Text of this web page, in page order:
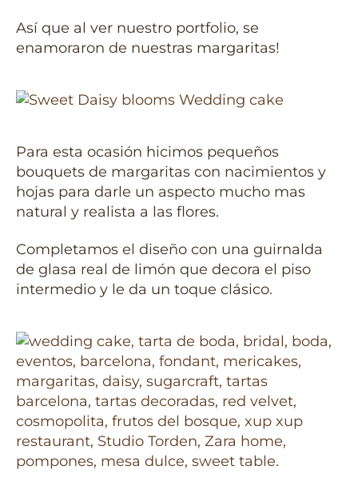
Así que al ver nuestro portfolio, se
enamoraron de nuestras margaritas!
Para esta ocasión hicimos pequeños
bouquets de margaritas con nacimientos y
hojas para darle un aspecto mucho mas
natural y realista a las flores.
Completamos el diseño con una guirnalda
de glasa real de limón que decora el piso
intermedio y le da un toque clásico.